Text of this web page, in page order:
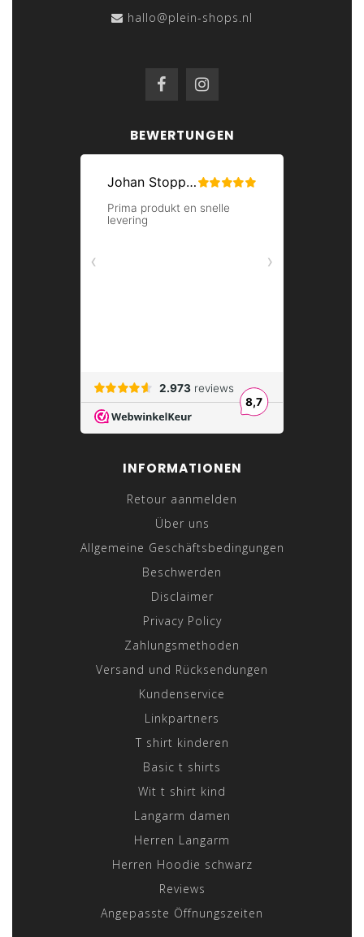
hallo@plein-shops.nl
BEWERTUNGEN
INFORMATIONEN
Retour aanmelden
Über uns
Allgemeine Geschäftsbedingungen
Beschwerden
Disclaimer
Privacy Policy
Zahlungsmethoden
Versand und Rücksendungen
Kundenservice
Linkpartners
T shirt kinderen
Basic t shirts
Wit t shirt kind
Langarm damen
Herren Langarm
Herren Hoodie schwarz
Reviews
Angepasste Öffnungszeiten